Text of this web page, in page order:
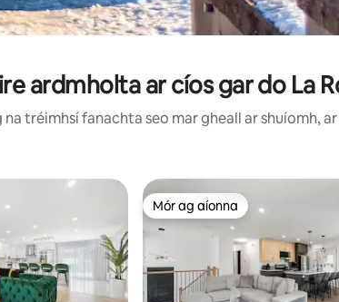
ardmholta ar cíos gar do La
tréimhsí fanachta seo mar gheall ar shuíomh,
Mór ag aíonna
Mór ag aíonna